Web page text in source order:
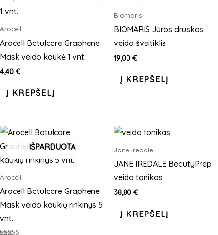
Arocell
Arocell Botulcare Graphene
Mask veido kaukė 1 vnt.
4,40 €
Į KREPŠELĮ
Biomaris
BIOMARIS Jūros druskos
veido šveitiklis
19,00 €
Į KREPŠELĮ
IŠPARDUOTA
Arocell
Arocell Botulcare Graphene
Mask veido kaukių rinkinys 5
vnt.
Jane Iredale
JANE IREDALE BeautyPrep
veido tonikas
38,80 €
Į KREPŠELĮ